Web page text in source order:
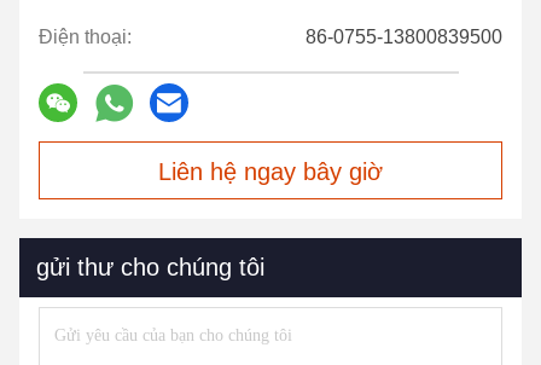
Điện thoại: 86-0755-13800839500
Liên hệ ngay bây giờ
gửi thư cho chúng tôi